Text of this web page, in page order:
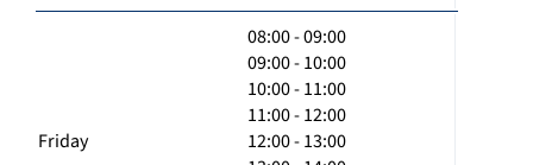
Friday
08:00 - 09:00
09:00 - 10:00
10:00 - 11:00
11:00 - 12:00
12:00 - 13:00